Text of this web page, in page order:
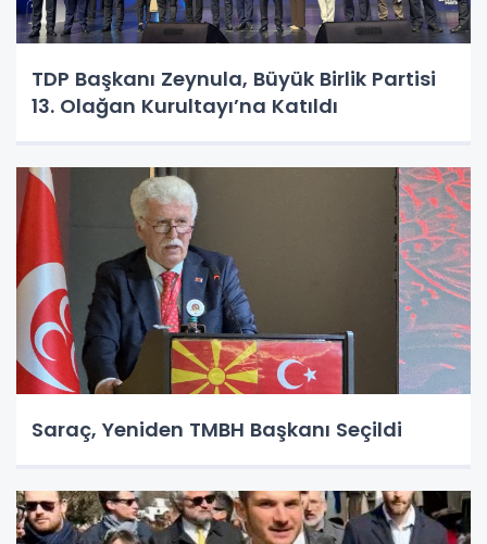
TDP Başkanı Zeynula, Büyük Birlik Partisi
13. Olağan Kurultayı’na Katıldı
Saraç, Yeniden TMBH Başkanı Seçildi